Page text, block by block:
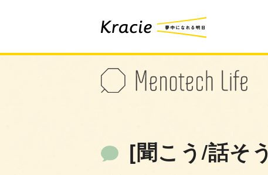
[聞こう/話そ